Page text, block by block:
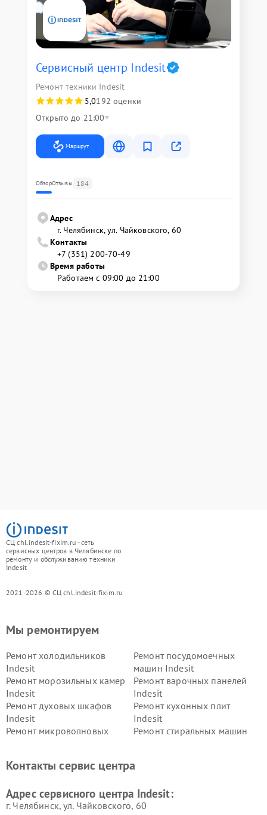
Сервисный центр Indesit
Ремонт техники Indesit
5,0192 оценки
Открыто до 21:00
Маршрут
ОбзорОтзывы 184
Адрес
г. Челябинск, ул. Чайковского, 60
Контакты
+7 (351) 200-70-49
Время работы
Работаем с 09:00 до 21:00
СЦ chl.indesit-fixim.ru - сеть
сервисных центров в Челябинске по
ремонту и обслуживанию техники
Indesit
2021-2026 © СЦ chl.indesit-fixim.ru
Мы ремонтируем
Ремонт холодильников
Indesit
Ремонт посудомоечных
машин Indesit
Ремонт морозильных камер
Indesit
Ремонт варочных панелей
Indesit
Ремонт духовых шкафов
Indesit
Ремонт кухонных плит
Indesit
Ремонт микроволновых
Ремонт стиральных машин
Indesit
Indesit
Контакты сервис центра
Адрес сервисного центра Indesit:
г. Челябинск, ул. Чайковского, 60